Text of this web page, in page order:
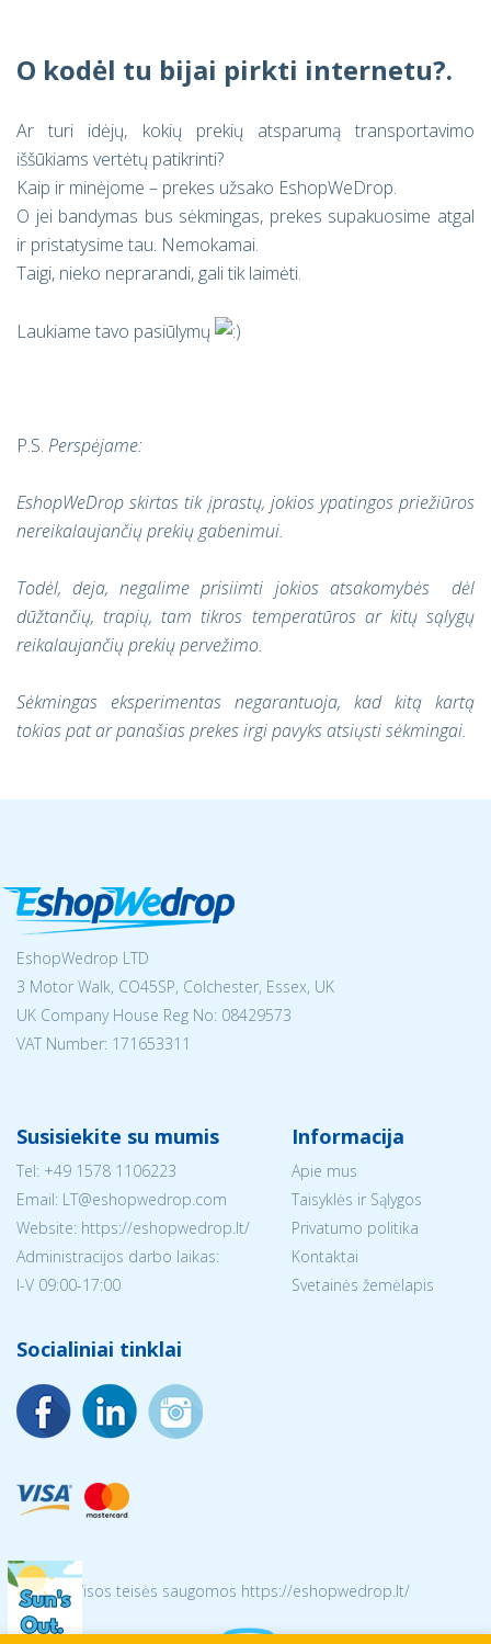
O kodėl tu bijai pirkti internetu?.
Ar turi idėjų, kokių prekių atsparumą transportavimo
iššūkiams vertėtų patikrinti?
Kaip ir minėjome – prekes užsako EshopWeDrop.
O jei bandymas bus sėkmingas, prekes supakuosime atgal
ir pristatysime tau. Nemokamai.
Taigi, nieko neprarandi, gali tik laimėti.
Laukiame tavo pasiūlymų
P.S. Perspėjame:
EshopWeDrop skirtas tik įprastų, jokios ypatingos priežiūros
nereikalaujančių prekių gabenimui.
Todėl, deja, negalime prisiimti jokios atsakomybės dėl
dūžtančių, trapių, tam tikros temperatūros ar kitų sąlygų
reikalaujančių prekių pervežimo.
Sėkmingas eksperimentas negarantuoja, kad kitą kartą
tokias pat ar panašias prekes irgi pavyks atsiųsti sėkmingai.
EshopWedrop LTD
3 Motor Walk, CO45SP, Colchester, Essex, UK
UK Company House Reg No: 08429573
VAT Number: 171653311
Susisiekite su mumis
Tel: +49 1578 1106223
Email: LT@eshopwedrop.com
Website: https://eshopwedrop.lt/
Administracijos darbo laikas:
I-V 09:00-17:00
Informacija
Apie mus
Taisyklės ir Sąlygos
Privatumo politika
Kontaktai
Svetainės žemėlapis
Socialiniai tinklai
© 2026 Visos teisės saugomos https://eshopwedrop.lt/